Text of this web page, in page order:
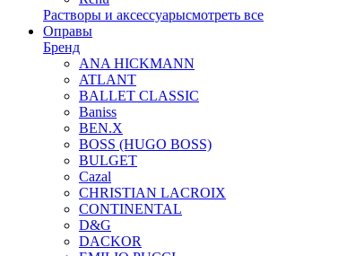
Растворы и аксессуарысмотреть все
Оправы
Бренд
ANA HICKMANN
ATLANT
BALLET CLASSIC
Baniss
BEN.X
BOSS (HUGO BOSS)
BULGET
Cazal
CHRISTIAN LACROIX
CONTINENTAL
D&G
DACKOR